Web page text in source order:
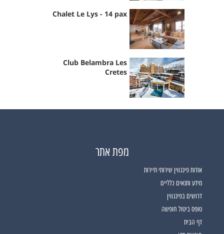
Chalet Le Lys - 14 pax
Club Belambra Les
Cretes
מפת אתר
אודות פינגווין שירותי תיירות
מידע ותנאים כלליים
דרושים בפינגווין
טופס ביטול חופשה
דף הבית